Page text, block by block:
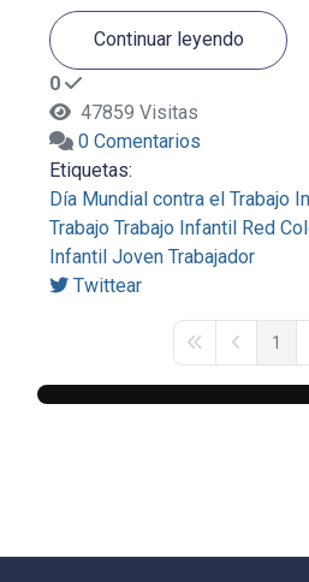
Continuar leyendo
0
47859 Visitas
0 Comentarios
Etiquetas:
Día Mundial contra el Trabajo
Trabajo Trabajo Infantil Red
Infantil Joven Trabajador
Twittear
First PagePrevious
1